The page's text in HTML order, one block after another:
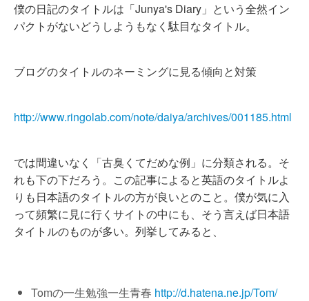
僕の日記のタイトルは「Junya's Diary」という全然イン
パクトがないどうしようもなく駄目なタイトル。
ブログのタイトルのネーミングに見る傾向と対策
http://www.ringolab.com/note/daiya/archives/001185.html
では間違いなく「古臭くてだめな例」に分類される。そ
れも下の下だろう。この記事によると英語のタイトルよ
りも日本語のタイトルの方が良いとのこと。僕が気に入
って頻繁に見に行くサイトの中にも、そう言えば日本語
タイトルのものが多い。列挙してみると、
Tomの一生勉強一生青春 http://d.hatena.ne.jp/Tom/